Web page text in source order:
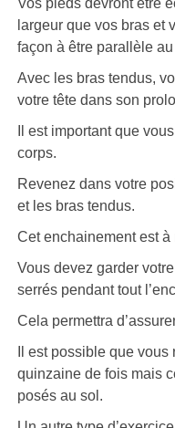
largeur que vos bras et
façon à être parallèle
Avec les bras tendus,
votre tête dans son
Il est important que
corps.
Revenez dans votre
et les bras tendus.
Cet enchainement est
Vous devez garder
serrés pendant tout
Cela permettra
Il est possible que
quinzaine de fois mais
posés au sol.